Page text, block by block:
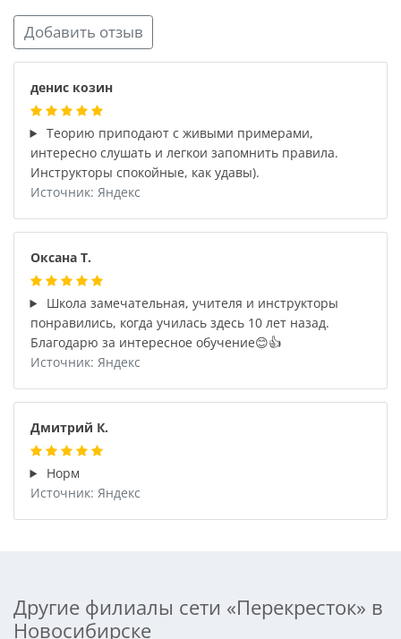
Добавить отзыв
денис козин
Теорию приподают с живыми примерами,
интересно слушать и легкои запомнить правила.
Инструкторы спокойные, как удавы).
Источник: Яндекс
Оксана Т.
Школа замечательная, учителя и инструкторы
понравились, когда училась здесь 10 лет назад.
Благодарю за интересное обучение😊👍
Источник: Яндекс
Дмитрий К.
Норм
Источник: Яндекс
Другие филиалы сети «Перекресток» в
Новосибирске